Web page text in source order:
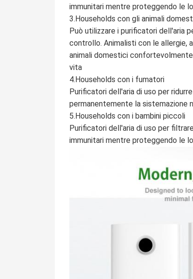
immunitari mentre proteggendo le
3.Households con gli animali
Può utilizzare i purificatori dell'aria
controllo. Animalisti con le allergie,
animali domestici
vita
4.Households con i fumatori
Purificatori dell'aria di uso per
permanentemente la sistemazione
5.Households con i bambini piccoli
Purificatori dell'aria di uso per
immunitari mentre proteggendo le